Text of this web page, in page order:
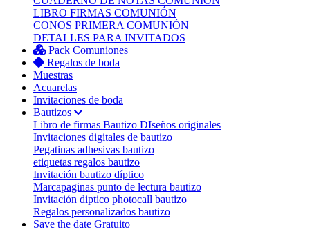
LIBRO FIRMAS COMUNIÓN
CONOS PRIMERA COMUNIÓN
DETALLES PARA INVITADOS
Pack Comuniones
Regalos de boda
Muestras
Acuarelas
Invitaciones de boda
Bautizos
Libro de firmas Bautizo DIseños originales
Invitaciones digitales de bautizo
Pegatinas adhesivas bautizo
etiquetas regalos bautizo
Invitación bautizo díptico
Marcapaginas punto de lectura bautizo
Invitación diptico photocall bautizo
Regalos personalizados bautizo
Save the date Gratuito